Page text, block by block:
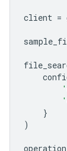
client =
}
)
operation